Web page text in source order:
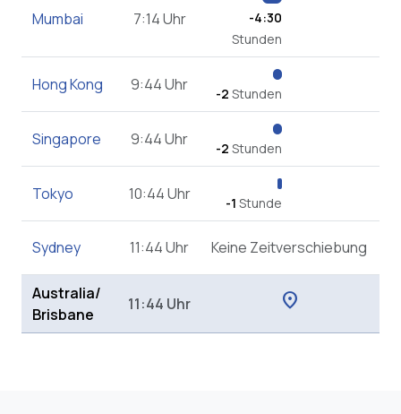
Mumbai 7:14 Uhr
-4:30
Stunden
Hong Kong 9:44 Uhr -2 Stunden
Singapore 9:44 Uhr -2 Stunden
Tokyo 10:44 Uhr -1 Stunde
Sydney 11:44 Uhr Keine Zeitverschiebung
Australia/
Brisbane
11:44 Uhr location_on